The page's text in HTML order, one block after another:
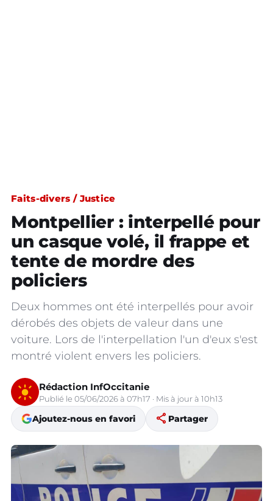
Faits-divers / Justice
Montpellier : interpellé pour
un casque volé, il frappe et
tente de mordre des
policiers
Deux hommes ont été interpellés pour avoir
dérobés des objets de valeur dans une
voiture. Lors de l'interpellation l'un d'eux s'est
montré violent envers les policiers.
Rédaction InfOccitanie
Publié le 05/06/2026 à 07h17 · Mis à jour à 10h13
Ajoutez-nous en favori share Partager